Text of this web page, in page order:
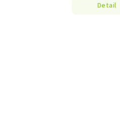
Detail